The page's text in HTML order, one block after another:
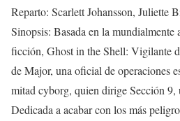
Reparto: Scarlett Johansson, Juliette
Sinopsis: Basada en la mundialmente
ficción, Ghost in the Shell: Vigilante
de Major, una oficial de operaciones
mitad cyborg, quien dirige Sección 9,
Dedicada a acabar con los más